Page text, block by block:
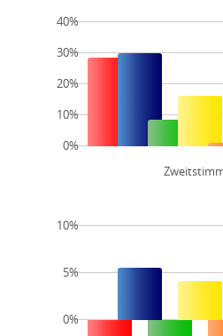
40%
30%
20%
10%
0%
10%
5%
0%